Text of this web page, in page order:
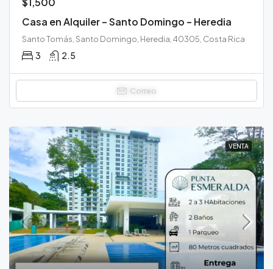
Casa en Alquiler – Santo Domingo – Heredia
Santo Tomás, Santo Domingo, Heredia, 40305, Costa Rica
3 2.5
Correo
VENTA